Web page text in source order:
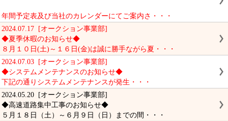
年間予定表及び当社のカレンダーにてご案内さ・・・
2024.07.17 [オークション事業部]
◆夏季休暇のお知らせ◆
８月１０日(土)～１６日(金)は誠に勝手ながら夏・・・
2024.07.03 [オークション事業部]
◆システムメンテナンスのお知らせ◆
下記の通りシステムメンテナンスが発生・・・
2024.05.20 [オークション事業部]
◆高速道路集中工事のお知らせ◆
５月１８日（土）～６月９日（日）までの間・・・